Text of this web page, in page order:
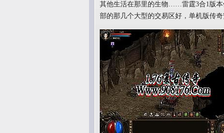
其他生活在那里的生物……雷霆3合1版本
部的那几个大型的交易区好，单机版传